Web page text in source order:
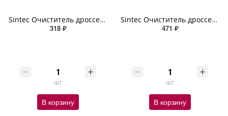
Sintec Очиститель дроссельной заслонки и карбюратора Throttle Body And Carb Cleaner 400мл (аэрозоль)
318 ₽
шт
В корзину
Sintec Очиститель дроссельной заслонки и карбюратора Throttle Body And Carb Cleaner 650мл (аэрозоль)
471 ₽
шт
В корзину